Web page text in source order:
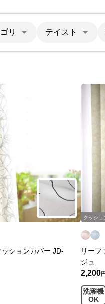
リ テイスト
ションカバー JD-
クッショ
リーフ
ジュ
2,200
洗濯機
OK